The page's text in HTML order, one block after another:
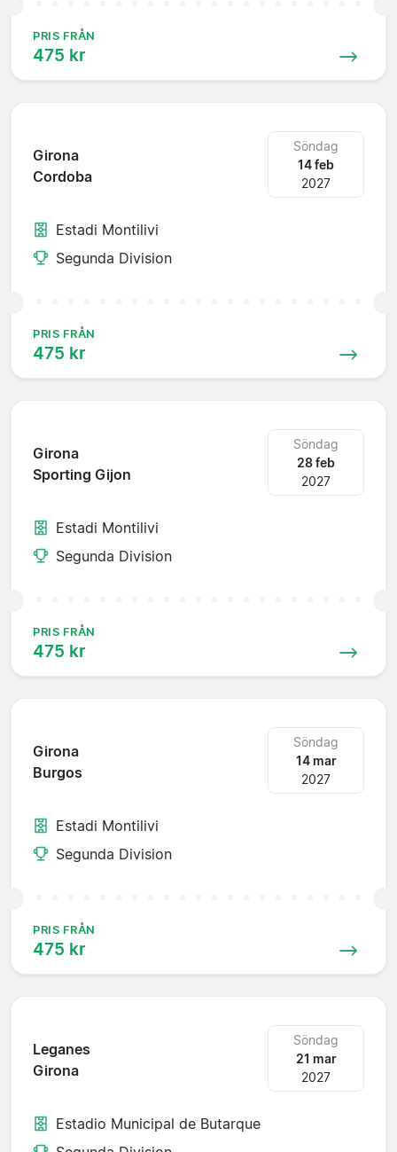
PRIS FRÅN
475 kr
Girona
Cordoba
Söndag
14 feb
2027
Estadi Montilivi
Segunda Division
PRIS FRÅN
475 kr
Girona
Sporting Gijon
Söndag
28 feb
2027
Estadi Montilivi
Segunda Division
PRIS FRÅN
475 kr
Girona
Burgos
Söndag
14 mar
2027
Estadi Montilivi
Segunda Division
PRIS FRÅN
475 kr
Leganes
Girona
Söndag
21 mar
2027
Estadio Municipal de Butarque